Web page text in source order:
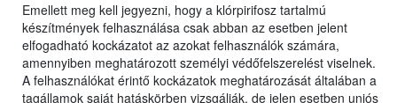
Emellett meg kell jegyezni, hogy a klórpirifosz tartalmú
készítmények felhasználása csak abban az esetben jelent
elfogadható kockázatot az azokat felhasználók számára,
amennyiben meghatározott személyi védőfelszerelést viselnek.
A felhasználókat érintő kockázatok meghatározását általában a
tagállamok saját hatáskörben vizsgálják, de jelen esetben uniós